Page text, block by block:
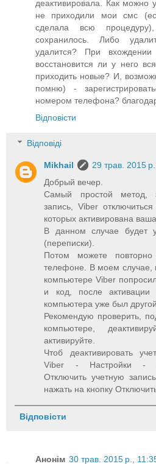
деактивировала. Как можно
не приходили мои смс
сделала всю
сохранилось. Либо
удалится? При
восстановится ли у него
приходить новые? И,
помню) -
номером телефона?
Відповісти
Відповіді
Mikhail
29 трав. 2015
Добрый вечер.
Самый простой метод,
запись, Viber
которых активирована
В данном случае будет
(переписки).
Потом можете повторно
телефоне. В моем случае,
компьютере Viber
и код, после
компьютера уже был другой.
Рекомендую проверить,
компьютере,
активируйте.
Чтоб деактивировать
Viber - Настройки -
Отключить учетную
нажать на кнопку
Відповісти
Анонім 30 трав. 2015 р.,